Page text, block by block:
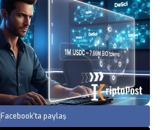
Facebook'ta paylaş